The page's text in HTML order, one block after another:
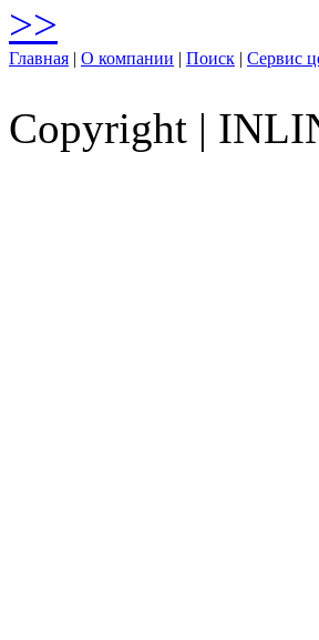
>>
Главная | О компании | Поиск | Сервис
Copyright |